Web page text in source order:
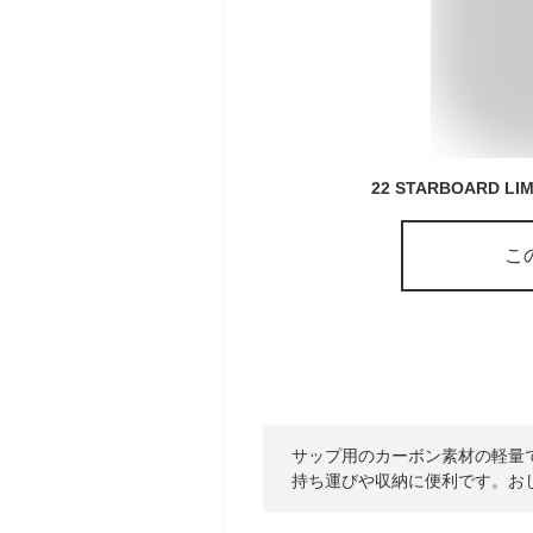
こ
サップ用のカーボン素材の軽
持ち運びや収納に便利です。